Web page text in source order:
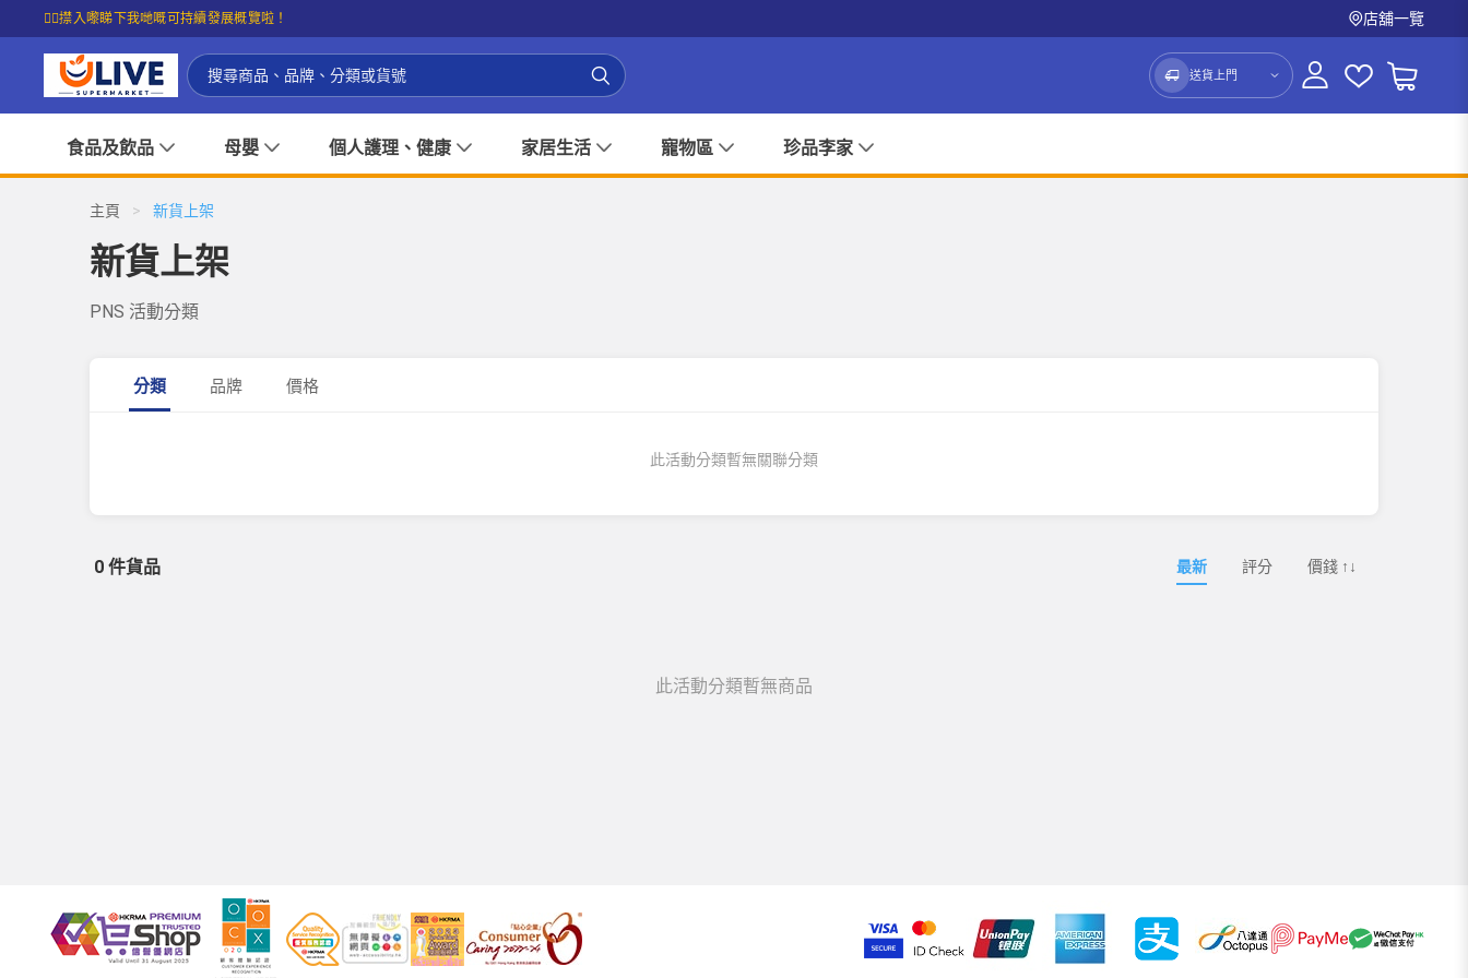
☝🏼㩒入嚟睇下我哋嘅可持續發展概覽啦！ 店舖一覽
送貨上門
食品及飲品 母嬰 個人護理、健康 家居生活 寵物區 珍品李家
主頁 > 新貨上架
新貨上架
PNS 活動分類
分類 品牌 價格
此活動分類暫無關聯分類
0 件貨品 最新 評分 價錢 ↑↓
此活動分類暫無商品